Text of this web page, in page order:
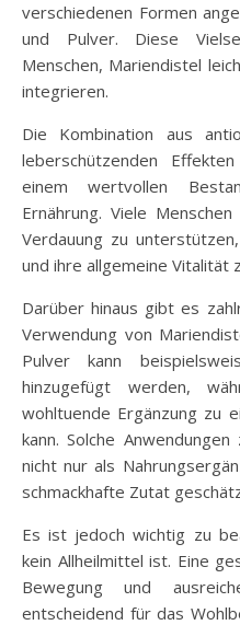
verschiedenen Formen
und Pulver. Diese
Menschen, Mariendistel
integrieren.
Die Kombination aus
leberschützenden
einem wertvollen
Ernährung. Viele
Verdauung zu
und ihre allgemeine Vitalität
Darüber hinaus gibt es
Verwendung von
Pulver kann
hinzugefügt werden,
wohltuende Ergänzung zu
kann. Solche
nicht nur als
schmackhafte Zutat
Es ist jedoch wichtig zu
kein Allheilmittel ist. Eine
Bewegung und
entscheidend für das